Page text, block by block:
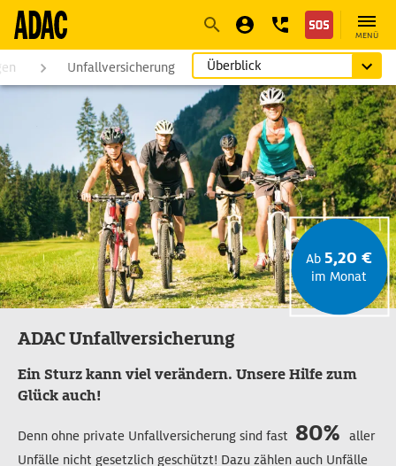
NavigationSuche
MENÜ
Unfallversicherung Überblick
ADAC Unfallversicherung
Ein Sturz kann viel verändern. Unsere Hilfe zum
Glück auch!
Denn ohne private Unfallversicherung sind fast 80%
aller
Unfälle nicht gesetzlich geschützt! Dazu zählen auch Unfälle
Ab 5,20 €
im Monat